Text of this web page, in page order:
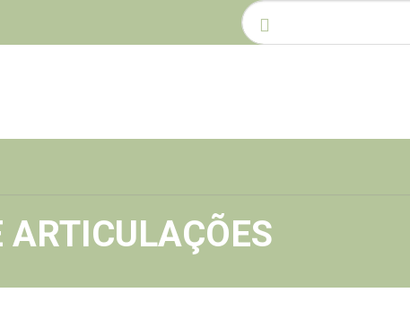
BUSCAR POR:
ARTICULAÇÕES